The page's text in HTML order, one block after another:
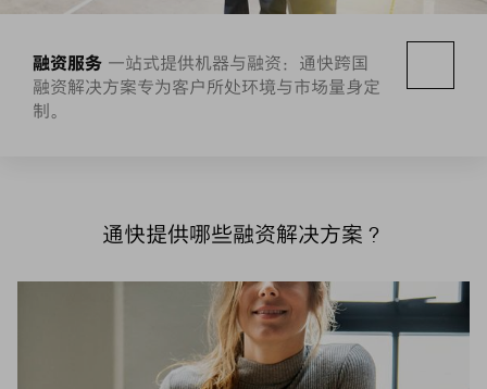
融资服务 一站式提供机器与融资：通快跨国
融资解决方案专为客户所处环境与市场量身定
制。
通快提供哪些融资解决方案？